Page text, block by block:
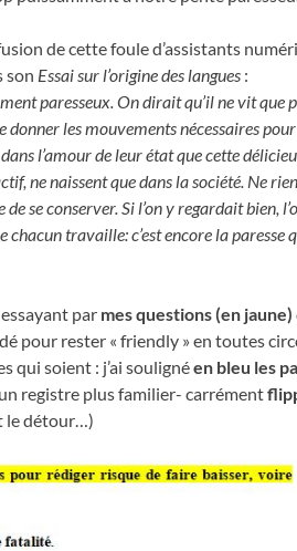
de cette foule d’assistants
son Essai sur l’origine des langues :
paresseux. On dirait qu’il ne vit que
les mouvements nécessaires pour
l’amour de leur état que cette
ne naissent que dans la société. Ne
se conserver. Si l’on y regardait bien,
travaille: c’est encore la paresse
par mes questions (en jaune)
pour rester « friendly » en toutes
qui soient : j’ai soulignéen bleu les
registre plus familier- carrément
le détour…)